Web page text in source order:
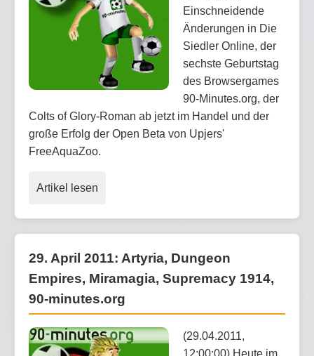
Einschneidende
Änderungen in Die
Siedler Online, der
sechste Geburtstag
des Browsergames
90-Minutes.org, der
Colts of Glory-Roman ab jetzt im Handel und der
große Erfolg der Open Beta von Upjers'
FreeAquaZoo.
Artikel lesen
29. April 2011: Artyria, Dungeon
Empires, Miramagia, Supremacy 1914,
90-minutes.org
(29.04.2011,